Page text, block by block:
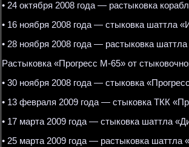
• 24 октября 2008 года — растыковка
• 16 ноября 2008 года — стыковка шаттла
• 28 ноября 2008 года — растыковка
Растыковка «Прогресс М-65» от
• 30 ноября 2008 года — стыковка
• 13 февраля 2009 года — стыковка ТКК
• 17 марта 2009 года — стыковка шаттла
• 25 марта 2009 года — растыковка шаттла